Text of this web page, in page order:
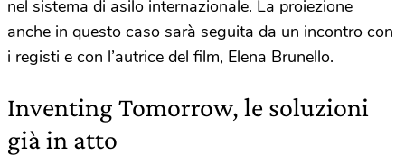
nel sistema di asilo internazionale. La proiezione
anche in questo caso sarà seguita da un incontro con
i registi e con l’autrice del film, Elena Brunello.
Inventing Tomorrow, le soluzioni
già in atto